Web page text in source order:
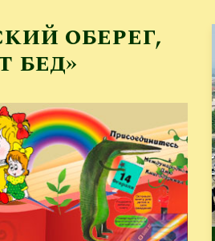
оберег,
бед»